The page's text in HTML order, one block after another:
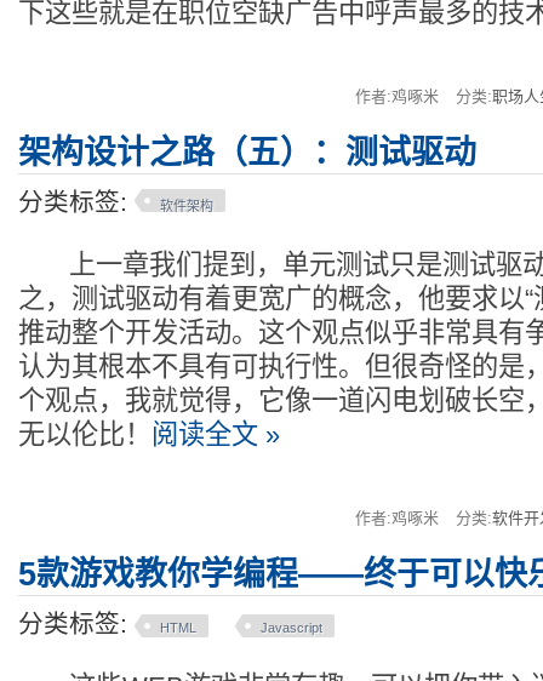
下这些就是在职位空缺广告中呼声最多的技
作者:鸡啄米 分类:职场人
架构设计之路（五）：测试驱动
分类标签: 软件架构
上一章我们提到，单元测试只是测试驱
之，测试驱动有着更宽广的概念，他要求以“
推动整个开发活动。这个观点似乎非常具有
认为其根本不具有可执行性。但很奇怪的是
个观点，我就觉得，它像一道闪电划破长空
无以伦比！ 阅读全文 »
作者:鸡啄米 分类:软件开
5款游戏教你学编程——终于可以快
分类标签: HTML Javascript